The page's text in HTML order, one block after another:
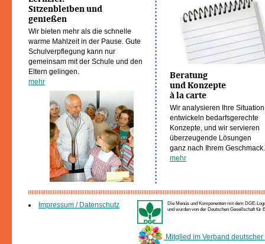
Sitzenbleiben und
genießen
Wir bieten mehr als die schnelle
warme Mahlzeit in der Pause. Gute
Schulverpflegung kann nur
gemeinsam mit der Schule und den
Eltern gelingen.
mehr
Beratung
und Konzepte
à la carte
Wir analysieren Ihre
entwickeln bedarfsgerechte
Konzepte, und wir servieren
überzeugende Lösungen
ganz nach Ihrem Geschmack.
mehr
Die Menüs und Komponenten mit dem DGE-
und wurden von der Deutschen Gesellschaft
Mitglied im Verband
Impressum / Datenschutz